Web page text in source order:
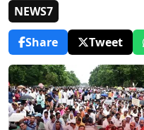
NEWS7
Share
Tweet